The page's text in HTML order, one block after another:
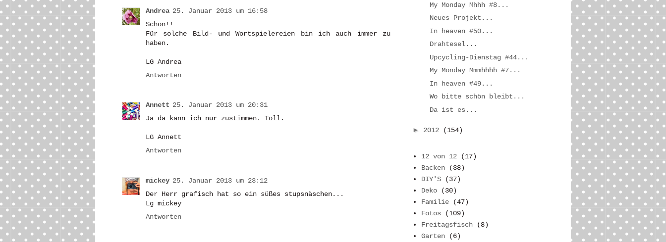
Andrea 25. Januar 2013 um 16:58
Schön!!
Für solche Bild- und Wortspielereien bin ich auch immer zu
haben.
LG Andrea
Antworten
Annett 25. Januar 2013 um 20:31
Ja da kann ich nur zustimmen. Toll.
LG Annett
Antworten
mickey 25. Januar 2013 um 23:12
Der Herr grafisch hat so ein süßes stupsnäschen...
Lg mickey
Antworten
My Monday Mhhh #8...
Neues Projekt...
In heaven #50...
Drahtesel...
Upcycling-Dienstag #44...
My Monday Mmmhhhh #7...
In heaven #49...
Wo bitte schön bleibt...
Da ist es...
► 2012 (154)
12 von 12
(17)
Backen
(38)
DIY'S
(37)
Deko
(30)
Familie
(47)
Fotos
(109)
Freitagsfisch
(8)
Garten
(6)